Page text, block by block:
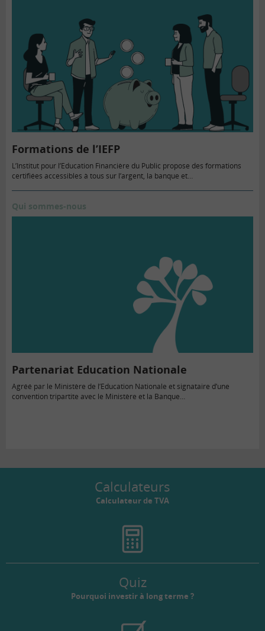
Formations de l’IEFP
L’Institut pour l’Education Financière du Public propose des formations
certifiées accessibles à tous sur l’argent, la banque et…
Qui sommes-nous
Partenariat Education Nationale
Agréé par le Ministère de l’Education Nationale et signataire d’une
convention tripartite avec le Ministère et la Banque…
Calculateurs
Calculateur de TVA
Quiz
Pourquoi investir à long terme ?